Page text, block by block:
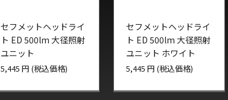
セフメットヘッドライ
ト ED 500lm 大径照射
ユニット
5,445 円 (税込価格)
セフメットヘッドライ
ト ED 500lm 大径照射
ユニット ホワイト
5,445 円 (税込価格)